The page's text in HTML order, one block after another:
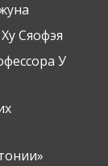
Сяофэя
У